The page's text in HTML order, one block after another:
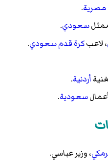
مصرية.
سعودي.
، لاعبكرة قدمسعودي.
أردنية.
سعودية.
، وزير عباسي.